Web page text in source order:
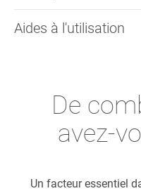
Aides à l'utilisation
De
avez-
Un facteur essentiel